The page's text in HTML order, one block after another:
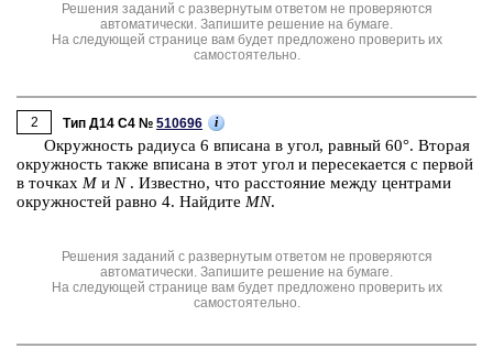
Решения заданий с развернутым ответом не проверяются
автоматически. Запишите решение на бумаге.
На следующей странице вам будет предложено проверить их
самостоятельно.
2 Тип Д14 C4 № 510696 i
Окруж­ность ра­ди­у­са 6 впи­са­на в угол, рав­ный 60°. Вто­рая
окруж­ность также впи­са­на в этот угол и пе­ре­се­ка­ет­ся с пер­вой
в точ­ках M и N. Из­вест­но, что рас­сто­я­ние между цен­тра­ми
окруж­но­стей равно 4. Най­ди­те MN.
Решения заданий с развернутым ответом не проверяются
автоматически. Запишите решение на бумаге.
На следующей странице вам будет предложено проверить их
самостоятельно.